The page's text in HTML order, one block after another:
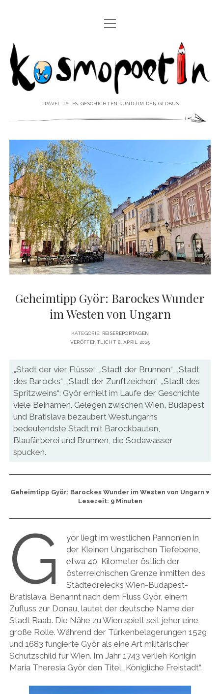
REISEREPORTAGEN
REISEPOESIE
REISEKOLUMNEN
REISEVIDEOS
REISESPECIALS
♥ ÜBER DEN REISEBLOG
Menü
öffnen
IMPRESSUM
DATENSCHUTZERKLÄRUNG
♥ ÜBER DIE AUTORIN Menü
öffnen
VITA
PRESSE & MEDIEN
MEDIADATEN
twitterfacebook
pinterestyoutubeinstagram
Menü
öffnen
Kosmopoetin
TRAVEL TALES: GESCHICHTEN RUND UM DEN GLOBUS
Geheimtipp Györ: Barockes Wunder
im Westen von Ungarn
KATEGORIE: REISEREPORTAGEN
VERÖFFENTLICHT 8. APRIL 2025
„Stadt der vier Flüsse“, „Stadt der Brunnen“, „Stadt
des Barocks“, „Stadt der Zunftzeichen“, „Stadt des
Spritzweins“: Györ erhielt im Laufe der Geschichte
viele Beinamen. Gelegen zwischen Wien, Budapest
und Bratislava bezaubert Westungarns
bedeutendste Stadt mit Barockbauten,
Blaufärberei und Brunnen, die Sodawasser
spucken.
Geheimtipp Györ: Barockes Wunder im Westen von Ungarn ♥
Lesezeit: 9 Minuten
G
yör liegt im westlichen Pannonien in
der Kleinen Ungarischen Tiefebene,
etwa 40 Kilometer östlich der
österreichischen Grenze inmitten des
Städtedreiecks Wien-Budapest-
Bratislava. Benannt nach dem Fluss Györ, einem
Zufluss zur Donau, lautet der deutsche Name der
Stadt Raab. Die Nähe zu Wien spielt seit jeher eine
große Rolle. Während der Türkenbelagerungen 1529
und 1683 fungierte Györ als eine Art militärischer
Schutzschild für Wien. Im Jahr 1743 verlieh Königin
Maria Theresia Györ den Titel „Königliche Freistadt“.